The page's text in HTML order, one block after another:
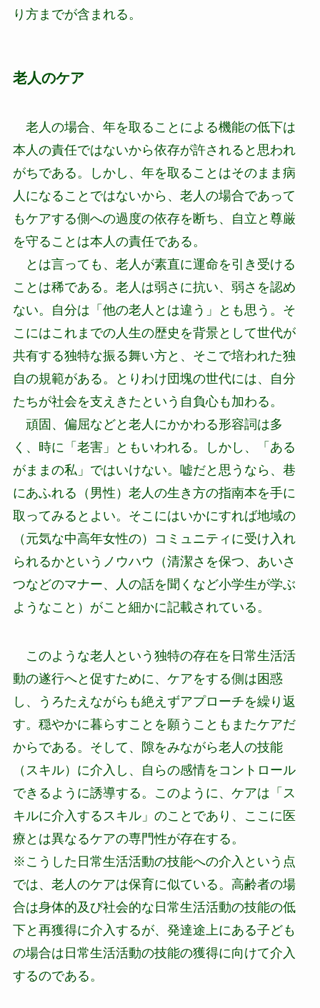
り方までが含まれる。
老人のケア
老人の場合、年を取ることによる機能の低下は
本人の責任ではないから依存が許されると思われ
がちである。しかし、年を取ることはそのまま病
人になることではないから、老人の場合であって
もケアする側への過度の依存を断ち、自立と尊厳
を守ることは本人の責任である。
とは言っても、老人が素直に運命を引き受ける
ことは稀である。老人は弱さに抗い、弱さを認め
ない。自分は「他の老人とは違う」とも思う。そ
こにはこれまでの人生の歴史を背景として世代が
共有する独特な振る舞い方と、そこで培われた独
自の規範がある。とりわけ団塊の世代には、自分
たちが社会を支えきたという自負心も加わる。
頑固、偏屈などと老人にかかわる形容詞は多
く、時に「老害」ともいわれる。しかし、「ある
がままの私」ではいけない。嘘だと思うなら、巷
にあふれる（男性）老人の生き方の指南本を手に
取ってみるとよい。そこにはいかにすれば地域の
（元気な中高年女性の）コミュニティに受け入れ
られるかというノウハウ（清潔さを保つ、あいさ
つなどのマナー、人の話を聞くなど小学生が学ぶ
ようなこと）がこと細かに記載されている。
このような老人という独特の存在を日常生活活
動の遂行へと促すために、ケアをする側は困惑
し、うろたえながらも絶えずアプローチを繰り返
す。穏やかに暮らすことを願うこともまたケアだ
からである。そして、隙をみながら老人の技能
（スキル）に介入し、自らの感情をコントロール
できるように誘導する。このように、ケアは「ス
キルに介入するスキル」のことであり、ここに医
療とは異なるケアの専門性が存在する。
※こうした日常生活活動の技能への介入という点
では、老人のケアは保育に似ている。高齢者の場
合は身体的及び社会的な日常生活活動の技能の低
下と再獲得に介入するが、発達途上にある子ども
の場合は日常生活活動の技能の獲得に向けて介入
するのである。